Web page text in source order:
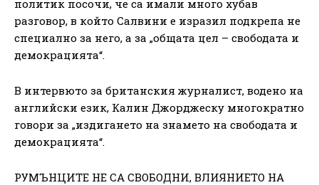
политик посочи, че са имали много хубав
разговор, в който Салвини е изразил подкрепа не
специално за него, а за „общата цел – свободата и
демокрацията“.
В интервюто за британския журналист, водено на
английски език, Калин Джорджеску многократно
говори за „издигането на знамето на свободата и
демокрацията“.
РУМЪНЦИТЕ НЕ СА СВОБОДНИ, ВЛИЯНИЕТО НА